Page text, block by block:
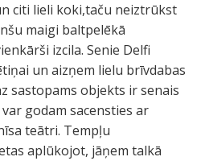
citi lieli koki,taču neiztrūkst
maigi baltpelēkā
izcila. Senie Delfi
un aizņem lielu brīvdabas
sastopams objekts ir senais
godam sacensties ar
teātri. Tempļu
aplūkojot, jāņem talkā